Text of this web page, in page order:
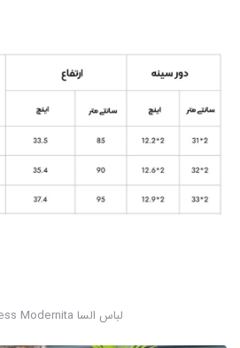
لباس السا Elsa Dress Modernita